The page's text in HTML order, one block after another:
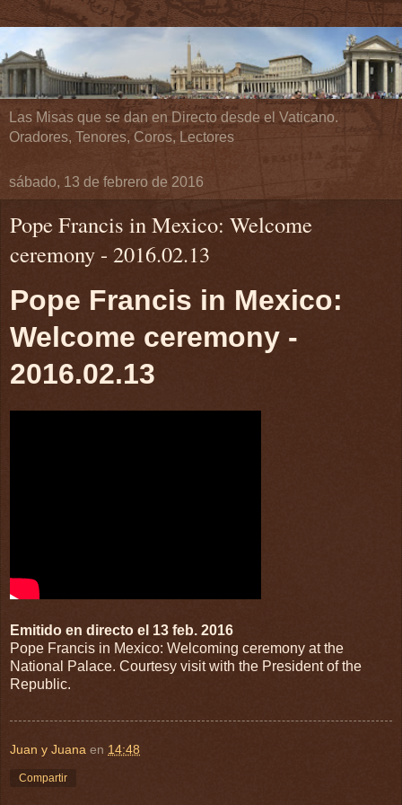
Las Misas que se dan en Directo desde el Vaticano.
Oradores, Tenores, Coros, Lectores
sábado, 13 de febrero de 2016
Pope Francis in Mexico: Welcome
ceremony - 2016.02.13
Pope Francis in Mexico:
Welcome ceremony -
2016.02.13
Emitido en directo el 13 feb. 2016
Pope Francis in Mexico: Welcoming ceremony at the
National Palace. Courtesy visit with the President of the
Republic.
Juan y Juana en 14:48
Compartir